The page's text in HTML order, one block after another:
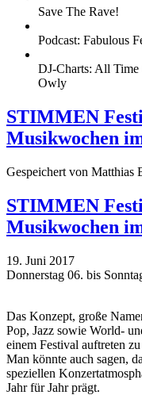
Save The Rave!
Podcast: Fabulous
DJ-Charts: All Time
Owly
STIMMEN
Musikwochen
Gespeichert von Matthias
STIMMEN
Musikwochen
19. Juni 2017
Donnerstag 06. bis
Das Konzept, große
Pop, Jazz sowie World-
einem Festival auftreten
Man könnte auch sagen,
speziellen
Jahr für Jahr prägt.